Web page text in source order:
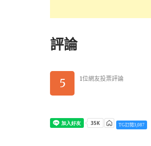
評論
5 1位網友投票評論
TG訂閱3,087